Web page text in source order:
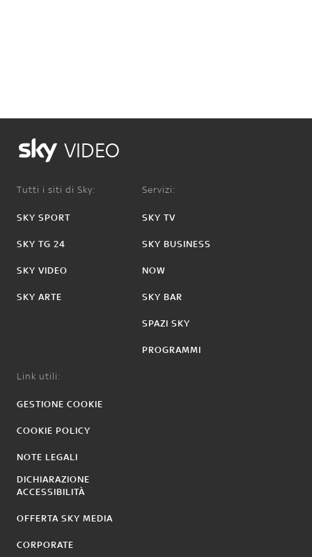
VIDEO
Tutti i siti di Sky:
SKY SPORT
SKY TG 24
SKY VIDEO
SKY ARTE
Servizi:
SKY TV
SKY BUSINESS
NOW
SKY BAR
SPAZI SKY
PROGRAMMI
Link utili:
GESTIONE COOKIE
COOKIE POLICY
NOTE LEGALI
DICHIARAZIONE
ACCESSIBILITÀ
OFFERTA SKY MEDIA
CORPORATE